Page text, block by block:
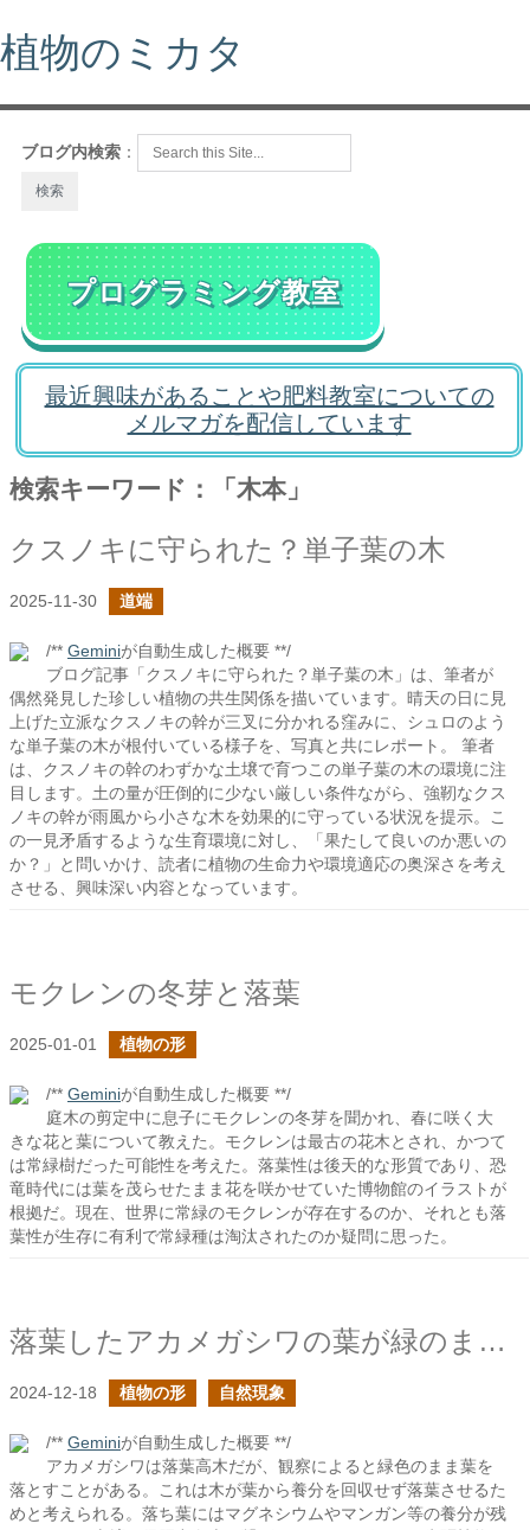
植物のミカタ
ブログ内検索 ：
プログラミング教室
最近興味があることや肥料教室についての
メルマガを配信しています
検索キーワード：「木本」
クスノキに守られた？単子葉の木
2025-11-30 道端
/** Geminiが自動生成した概要 **/
ブログ記事「クスノキに守られた？単子葉の木」は、筆者が
偶然発見した珍しい植物の共生関係を描いています。晴天の日に見
上げた立派なクスノキの幹が三叉に分かれる窪みに、シュロのよう
な単子葉の木が根付いている様子を、写真と共にレポート。 筆者
は、クスノキの幹のわずかな土壌で育つこの単子葉の木の環境に注
目します。土の量が圧倒的に少ない厳しい条件ながら、強靭なクス
ノキの幹が雨風から小さな木を効果的に守っている状況を提示。こ
の一見矛盾するような生育環境に対し、「果たして良いのか悪いの
か？」と問いかけ、読者に植物の生命力や環境適応の奥深さを考え
させる、興味深い内容となっています。
モクレンの冬芽と落葉
2025-01-01 植物の形
/** Geminiが自動生成した概要 **/
庭木の剪定中に息子にモクレンの冬芽を聞かれ、春に咲く大
きな花と葉について教えた。モクレンは最古の花木とされ、かつて
は常緑樹だった可能性を考えた。落葉性は後天的な形質であり、恐
竜時代には葉を茂らせたまま花を咲かせていた博物館のイラストが
根拠だ。現在、世界に常緑のモクレンが存在するのか、それとも落
葉性が生存に有利で常緑種は淘汰されたのか疑問に思った。
落葉したアカメガシワの葉が緑のままだ
2024-12-18 植物の形 自然現象
/** Geminiが自動生成した概要 **/
アカメガシワは落葉高木だが、観察によると緑色のまま葉を
落とすことがある。これは木が葉から養分を回収せず落葉させるた
めと考えられる。落ち葉にはマグネシウムやマンガン等の養分が残